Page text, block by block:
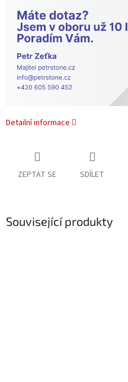
Detailní informace
ZEPTAT SE SDÍLET
Související produkty